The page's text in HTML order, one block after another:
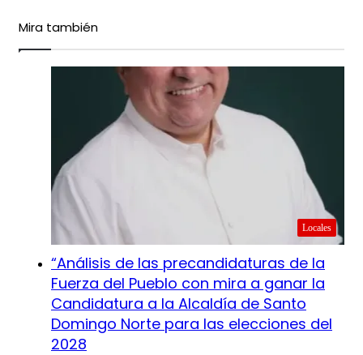
Mira también
Locales
“Análisis de las precandidaturas de la
Fuerza del Pueblo con mira a ganar la
Candidatura a la Alcaldía de Santo
Domingo Norte para las elecciones del
2028